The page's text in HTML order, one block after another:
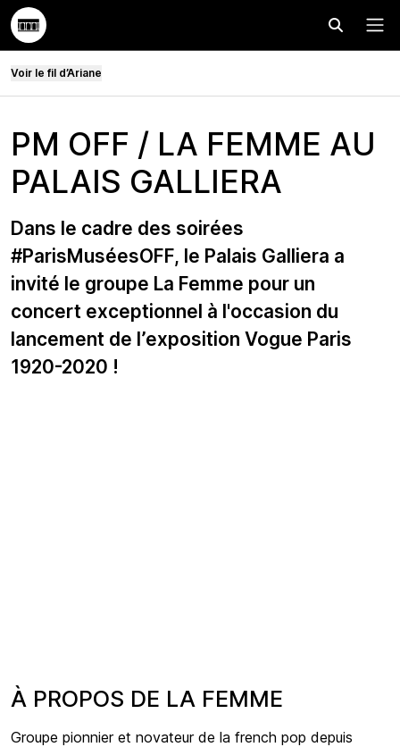
Voir le fil d’Ariane
PM OFF / LA FEMME AU
PALAIS GALLIERA
Dans le cadre des soirées
#ParisMuséesOFF, le Palais Galliera a
invité le groupe La Femme pour un
concert exceptionnel à l'occasion du
lancement de l’exposition Vogue Paris
1920-2020 !
À PROPOS DE LA FEMME
Groupe pionnier et novateur de la french pop depuis